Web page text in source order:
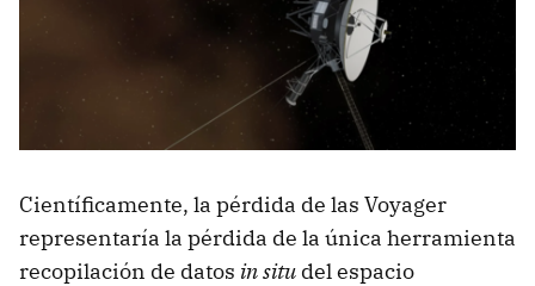
Científicamente, la pérdida de las Voyager
representaría la pérdida de la única herramienta
recopilación de datos in situ del espacio